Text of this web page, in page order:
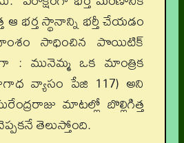
భర్త స్థానాన్ని భర్తీ చేయడం
సాధించిన పొయిటిక్
: మునెమ్మ ఒక మాంత్రిక
వ్యాసం పేజి 117) అని
మాటల్లో బొల్లిగిత్త
తెలుస్తోంది.